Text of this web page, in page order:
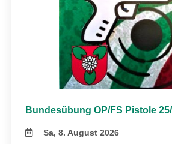
Bundesübung OP/FS Pistole
Sa, 8. August 2026